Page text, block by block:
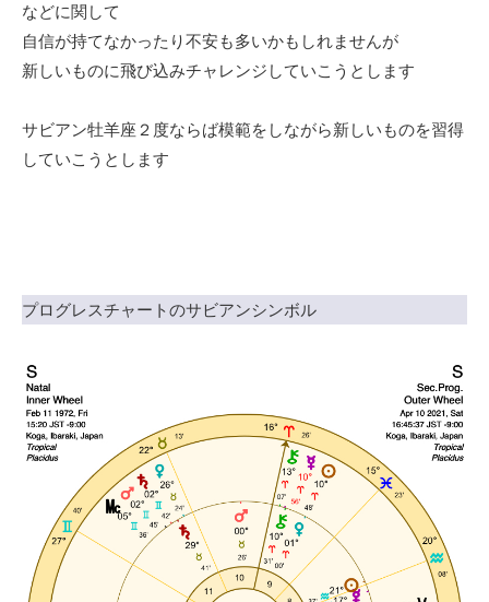
などに関して
自信が持てなかったり不安も多いかもしれませんが
新しいものに飛び込みチャレンジしていこうとします
サビアン牡羊座２度ならば模範をしながら新しいものを習得
していこうとします
プログレスチャートのサビアンシンボル